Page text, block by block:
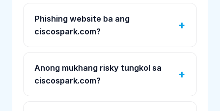
Phishing website ba ang
ciscospark.com?
Anong mukhang risky tungkol sa
ciscospark.com?